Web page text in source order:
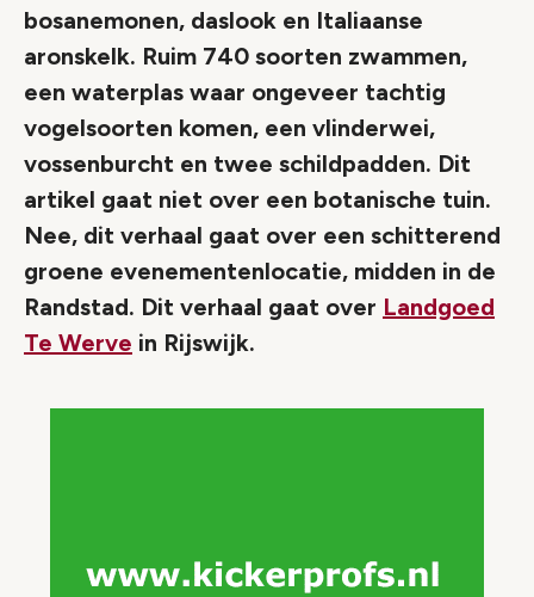
bosanemonen, daslook en Italiaanse
aronskelk. Ruim 740 soorten zwammen,
een waterplas waar ongeveer tachtig
vogelsoorten komen, een vlinderwei,
vossenburcht en twee schildpadden. Dit
artikel gaat niet over een botanische tuin.
Nee, dit verhaal gaat over een schitterend
groene evenementenlocatie, midden in de
Randstad. Dit verhaal gaat over Landgoed
Te Werve in Rijswijk.